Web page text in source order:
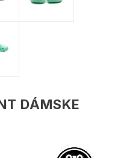
DÁMSKE